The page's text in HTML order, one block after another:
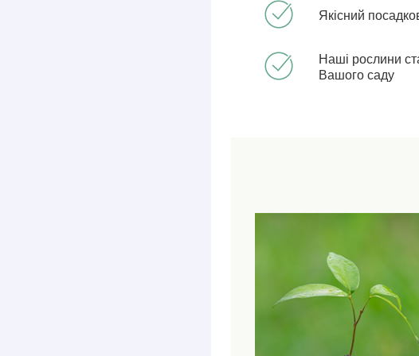
Якісний
Наші рослини
Вашого саду